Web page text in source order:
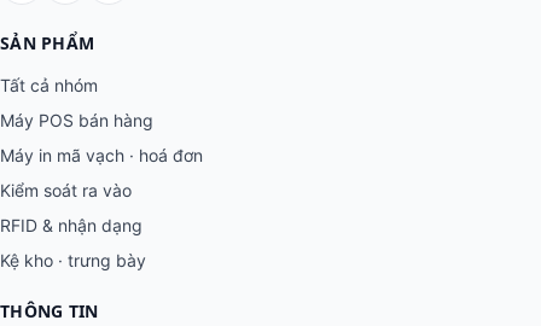
SẢN PHẨM
Tất cả nhóm
Máy POS bán hàng
Máy in mã vạch · hoá đơn
Kiểm soát ra vào
RFID & nhận dạng
Kệ kho · trưng bày
THÔNG TIN